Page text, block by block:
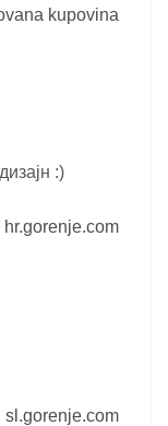
kupovina
:)
sl.gorenje.com